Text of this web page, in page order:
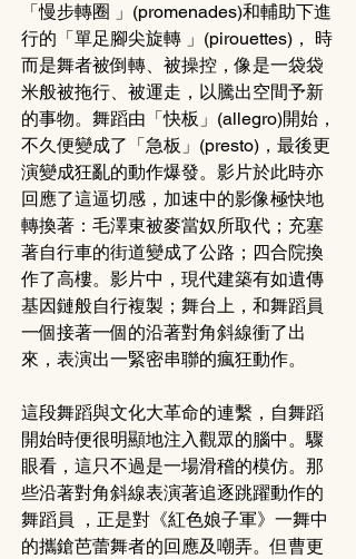
「慢步轉圈 」(promenades)和輔助下進
行的「單足腳尖旋轉 」(pirouettes)， 時
而是舞者被倒轉、被操控，像是一袋袋
米般被拖行、被運走，以騰出空間予新
的事物。舞蹈由「快板」(allegro)開始，
不久便變成了「急板」(presto)，最後更
演變成狂亂的動作爆發。影片於此時亦
回應了這逼切感，加速中的影像極快地
轉換著：毛澤東被麥當奴所取代；充塞
著自行車的街道變成了公路；四合院換
作了高樓。影片中，現代建築有如遺傳
基因鏈般自行複製；舞台上，和舞蹈員
一個接著一個的沿著對角斜線衝了出
來，表演出一緊密串聯的瘋狂動作。
這段舞蹈與文化大革命的連繫，自舞蹈
開始時便很明顯地注入觀眾的腦中。驟
眼看，這只不過是一場滑稽的模仿。那
些沿著對角斜線表演著追逐跳躍動作的
舞蹈員 ，正是對《紅色娘子軍》一舞中
的攜鎗芭蕾舞者的回應及嘲弄。但曹更